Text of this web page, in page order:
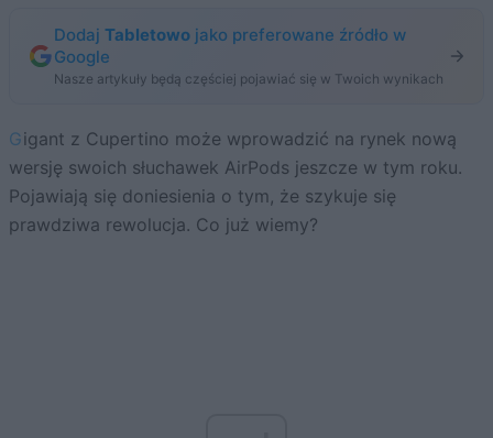
Dodaj Tabletowo jako preferowane źródło w
Google
Nasze artykuły będą częściej pojawiać się w Twoich wynikach
Gigant z Cupertino może wprowadzić na rynek nową
wersję swoich słuchawek AirPods jeszcze w tym roku.
Pojawiają się doniesienia o tym, że szykuje się
prawdziwa rewolucja. Co już wiemy?